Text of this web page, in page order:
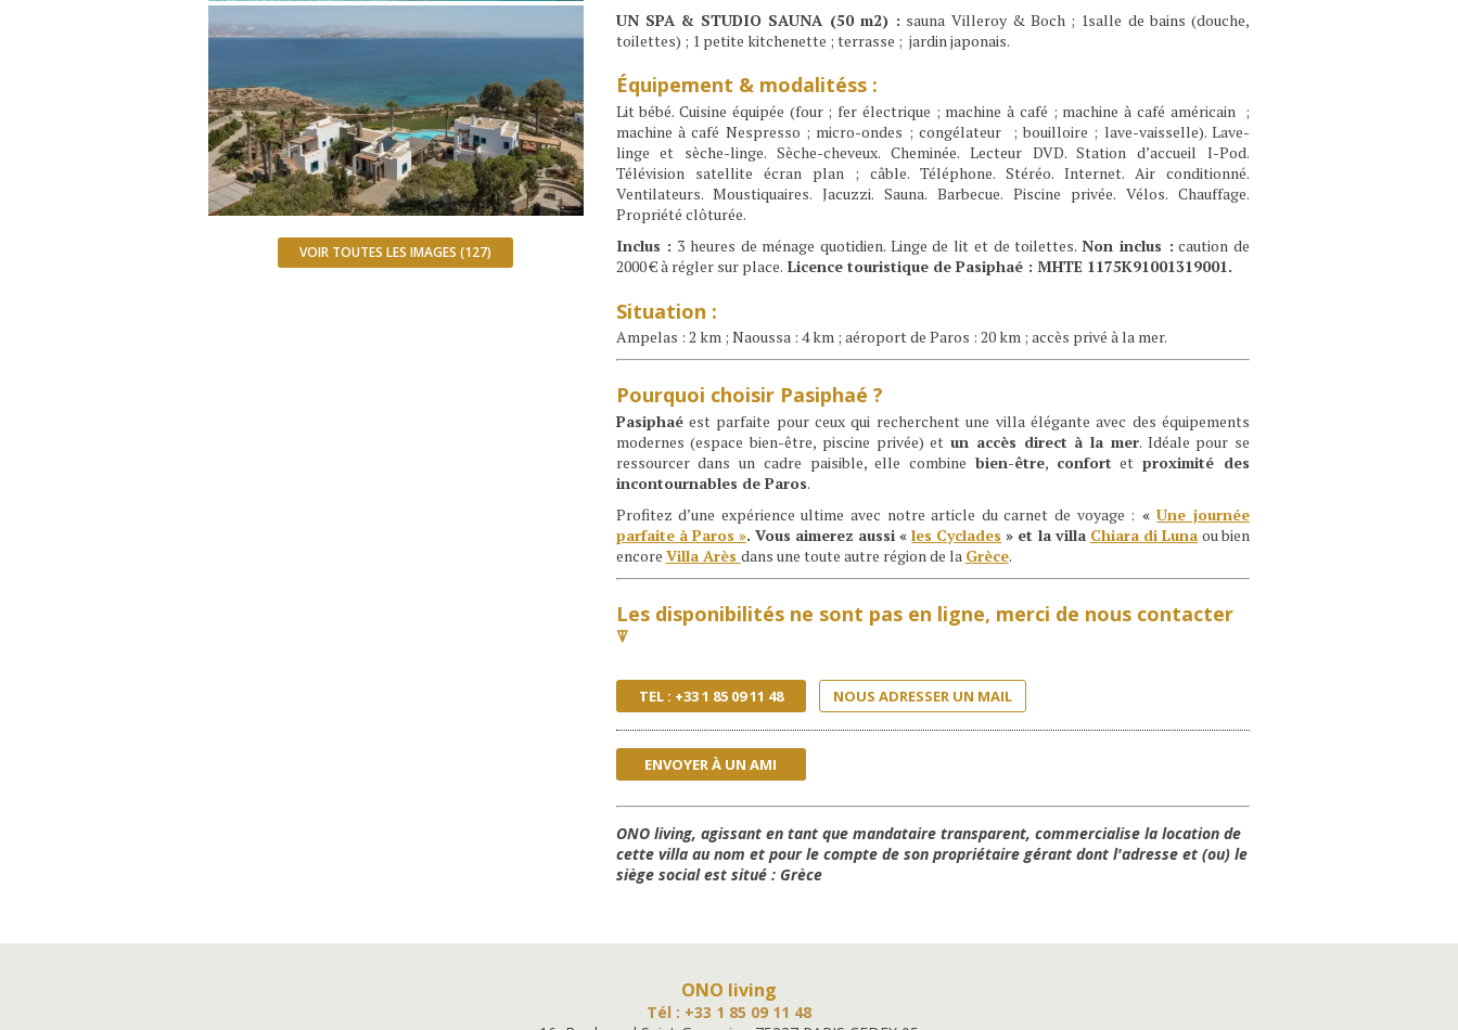
VOIR TOUTES LES IMAGES (127)
UN SPA & STUDIO SAUNA (50 m2) : sauna Villeroy & Boch ; 1salle de bains (douche,
toilettes) ; 1 petite kitchenette ; terrasse ; jardin japonais.
Équipement & modalitéss :
Lit bébé. Cuisine équipée (four ; fer électrique ; machine à café ; machine à café américain ;
machine à café Nespresso ; micro-ondes ; congélateur ; bouilloire ; lave-vaisselle). Lave-
linge et sèche-linge. Sèche-cheveux. Cheminée. Lecteur DVD. Station d’accueil I-Pod.
Télévision satellite écran plan ; câble. Téléphone. Stéréo. Internet. Air conditionné.
Ventilateurs. Moustiquaires. Jacuzzi. Sauna. Barbecue. Piscine privée. Vélos. Chauffage.
Propriété clôturée.
Inclus : 3 heures de ménage quotidien. Linge de lit et de toilettes.Non inclus : caution de
2000 € à régler sur place. Licence touristique de Pasiphaé : MHTE 1175K91001319001.
Situation :
Ampelas : 2 km ; Naoussa : 4 km ; aéroport de Paros : 20 km ; accès privé à la mer.
Pourquoi choisir Pasiphaé ?
Pasiphaéest parfaite pour ceux qui recherchent une villa élégante avec des équipements
modernes (espace bien-être, piscine privée) etun accès direct à la mer. Idéale pour se
ressourcer dans un cadre paisible, elle combine bien-être, confort etproximité des
incontournables de Paros.
Profitez d’une expérience ultime avec notre article du carnet de voyage : «Une journée
parfaite à Paros ». Vous aimerez aussi «les Cyclades » et la villa Chiara di Luna ou bien
encore Villa Arès dans une toute autre région de la Grèce.
Les disponibilités ne sont pas en ligne, merci de nous contacter
⍒
TEL : +33 1 85 09 11 48 NOUS ADRESSER UN MAIL
ENVOYER À UN AMI
ONO living, agissant en tant que mandataire transparent, commercialise la location de
cette villa au nom et pour le compte de son propriétaire gérant dont l'adresse et (ou) le
siège social est situé : Grèce
ONO living
Tél : +33 1 85 09 11 48